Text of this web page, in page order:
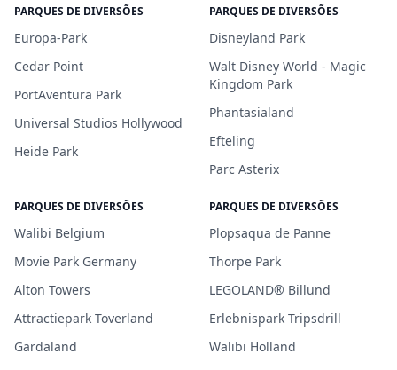
PARQUES DE DIVERSÕES
Europa-Park
Cedar Point
PortAventura Park
Universal Studios Hollywood
Heide Park
PARQUES DE DIVERSÕES
Disneyland Park
Walt Disney World - Magic
Kingdom Park
Phantasialand
Efteling
Parc Asterix
PARQUES DE DIVERSÕES
Walibi Belgium
Movie Park Germany
Alton Towers
Attractiepark Toverland
Gardaland
PARQUES DE DIVERSÕES
Plopsaqua de Panne
Thorpe Park
LEGOLAND® Billund
Erlebnispark Tripsdrill
Walibi Holland